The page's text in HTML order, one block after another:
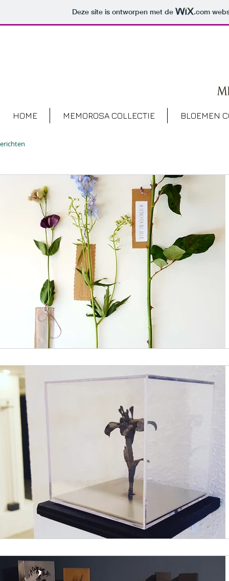
Deze site is ontworpen met de .com
HOME MEMOROSA COLLECTIE BLOEMEN